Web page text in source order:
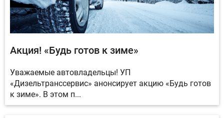
Акция! «Будь готов к зиме»
Уважаемые автовладельцы! УП
«Дизельтранссервис» анонсирует акцию «Будь готов
к зиме». В этом п...